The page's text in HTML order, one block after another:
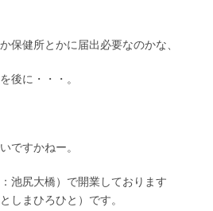
保健所とかに届出必要なのかな、
後に・・・。
ですかねー。
池尻大橋）で開業しております
しまひろひと）です。